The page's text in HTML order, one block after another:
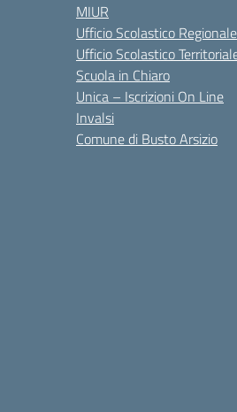
MIUR
Ufficio Scolastico Regionale
Ufficio Scolastico
Scuola in Chiaro
Unica – Iscrizioni On Line
Invalsi
Comune di Busto Arsizio